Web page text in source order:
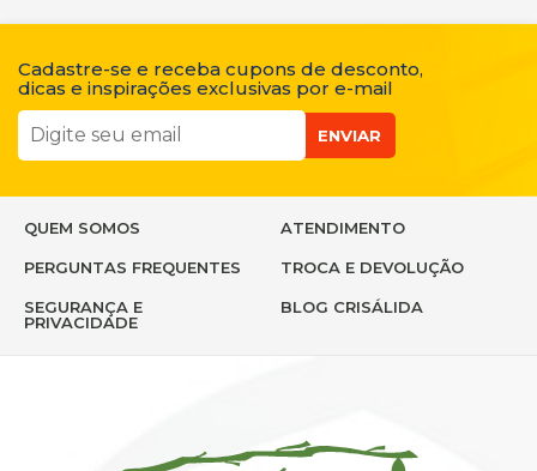
Cadastre-se e receba cupons de desconto,
dicas e inspirações exclusivas por e-mail
ENVIAR
QUEM SOMOS ATENDIMENTO
PERGUNTAS FREQUENTES TROCA E DEVOLUÇÃO
SEGURANÇA E
PRIVACIDADE
BLOG CRISÁLIDA